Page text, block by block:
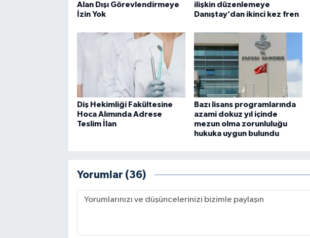
Alan Dışı Görevlendirmeye
İzin Yok
ilişkin düzenlemeye
Danıştay’dan ikinci kez fren
Diş Hekimliği Fakültesine
Hoca Alımında Adrese
Teslim İlan
Bazı lisans programlarında
azami dokuz yıl içinde
mezun olma zorunluluğu
hukuka uygun bulundu
Yorumlar (36)